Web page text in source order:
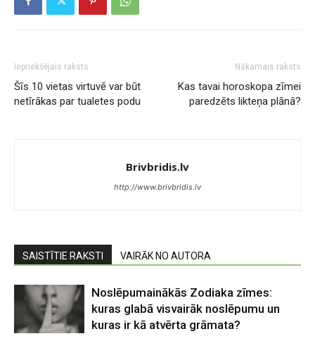
Iepriekšējais raksts
Šīs 10 vietas virtuvē var būt
netīrākas par tualetes podu
Nākamais raksts
Kas tavai horoskopa zīmei
paredzēts likteņa plānā?
Brivbridis.lv
http://www.brivbridis.lv
SAISTĪTIE RAKSTI VAIRĀK NO AUTORA
Noslēpumainākās Zodiaka zīmes:
kuras glabā visvairāk noslēpumu un
kuras ir kā atvērta grāmata?